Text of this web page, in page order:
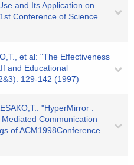
and Its Application on
Conference of Science
et al: "The Effectiveness
and Educational
129-142 (1997)
"HyperMirror :
Communication
of ACM1998Conference